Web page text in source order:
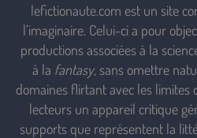
lefictionaute.com est un site
l’imaginaire. Celui-ci a pour
productions associées à la
à la fantasy, sans omettre
domaines flirtant avec les limites
lecteurs un appareil critique
supports que représentent la